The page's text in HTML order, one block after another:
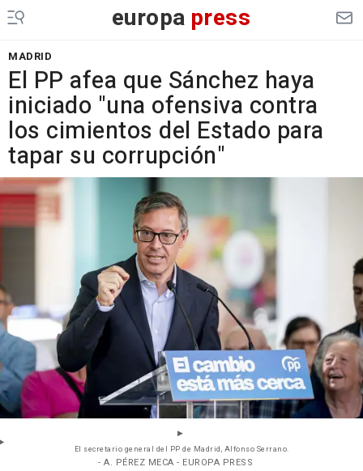
europa press
MADRID
El PP afea que Sánchez haya
iniciado "una ofensiva contra
los cimientos del Estado para
tapar su corrupción"
El secretario general del PP de Madrid, Alfonso Serrano.
- A. PÉREZ MECA - EUROPA PRESS